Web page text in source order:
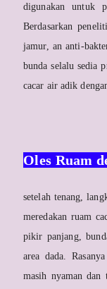
digunakan untuk
Berdasarkan
jamur, an anti-
bunda selalu sedia
cacar air adik
Oles Ruam
setelah tenang,
meredakan ruam
pikir panjang,
area dada.
masih nyaman dan